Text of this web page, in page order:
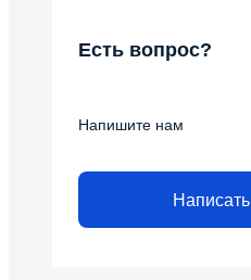
Есть вопрос?
Напишите нам
Написать